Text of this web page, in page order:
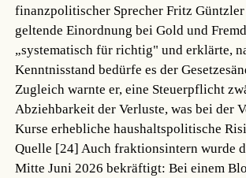
finanzpolitischer Sprecher Fritz Güntzler
geltende Einordnung bei Gold und
„systematisch für richtig" und erklärte,
Kenntnisstand bedürfe es der
Zugleich warnte er, eine Steuerpflicht
Abziehbarkeit der Verluste, was bei der
Kurse erhebliche haushaltspolitische
Quelle [24] Auch fraktionsintern wurde
Mitte Juni 2026 bekräftigt: Bei einem